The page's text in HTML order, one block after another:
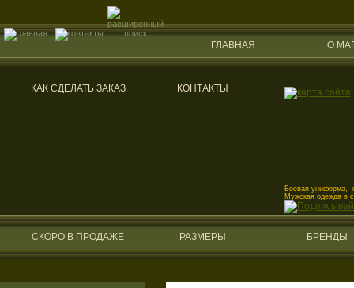
ГЛАВНАЯ О
КАК СДЕЛАТЬ ЗАКАЗ КОНТАКТЫ
Боевая униформа,
Мужская одежда в
СКОРО В ПРОДАЖЕ РАЗМЕРЫ БРЕНДЫ